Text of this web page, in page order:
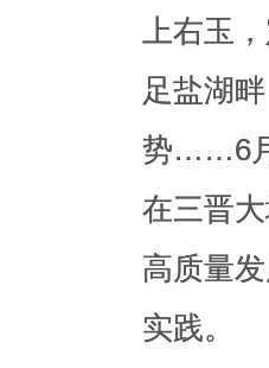
势……6
在三晋
高质量
实践。
上右玉
足盐湖
势……6
在三晋
高质量
实践。